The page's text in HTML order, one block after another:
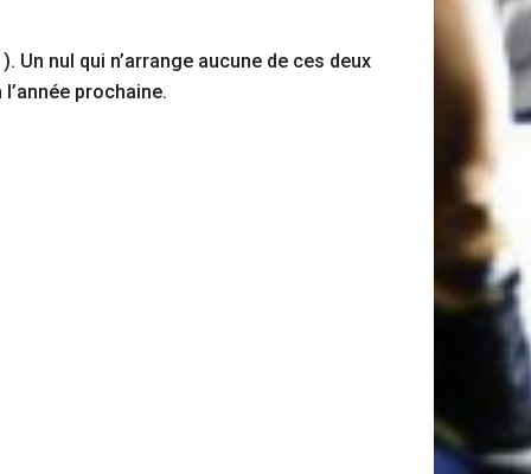
Un nul qui n’arrange aucune de ces deux
prochaine.